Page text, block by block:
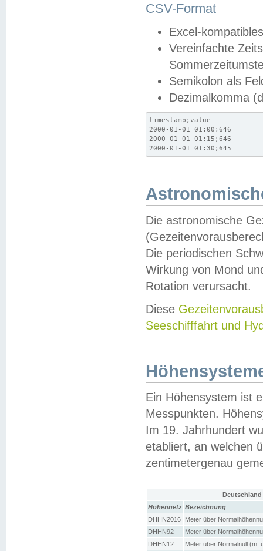
CSV-Format
Excel-
Vereinfachte
Semikolon als
Dezimalkomma
timestamp;value
2000-01-01 01:00;646
2000-01-01 01:15;646
2000-01-01 01:30;645
Die astronomische
Die periodischen
Wirkung von Mond
Rotation verursacht.
Diese
Seeschifffahrt und
Ein Höhensystem ist
Messpunkten.
Im 19. Jahrhundert
etabliert, an welchen
zentimetergenau
Höhennetz Bezeichnung
DHHN2016
Meter über
DHHN92
Meter über
DHHN12
Meter über Normalnull (m.